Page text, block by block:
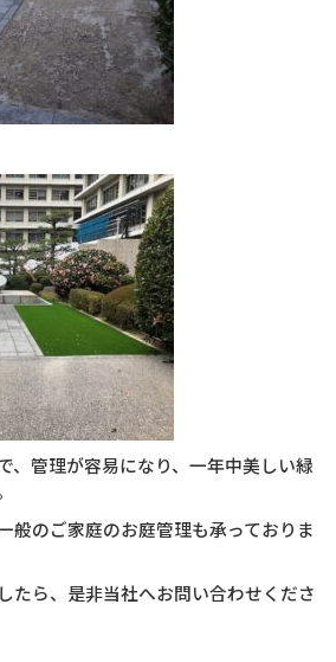
、管理が容易になり、一年中美しい緑
般のご家庭のお庭管理も承っておりま
たら、是非当社へお問い合わせくださ